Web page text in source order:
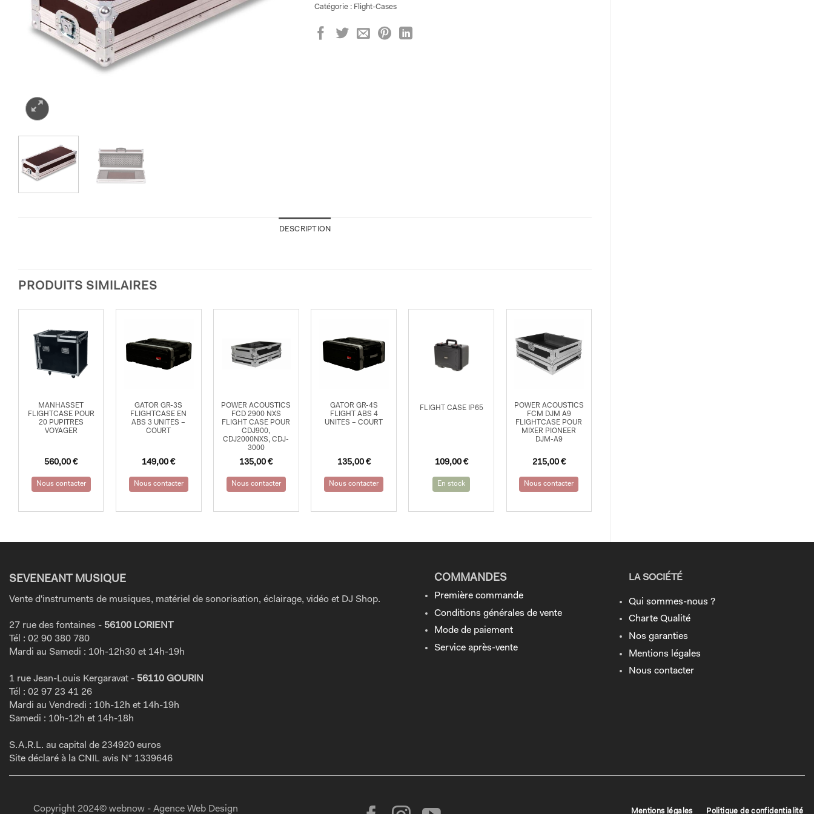
Catégorie : Flight-Cases
DESCRIPTION
PRODUITS SIMILAIRES
MANHASSET
FLIGHTCASE POUR
20 PUPITRES
VOYAGER
560,00€
Nous contacter
GATOR GR-3S
FLIGHTCASE EN
ABS 3 UNITES –
COURT
149,00€
Nous contacter
POWER ACOUSTICS
FCD 2900 NXS
FLIGHT CASE POUR
CDJ900,
CDJ2000NXS, CDJ-
3000
135,00€
Nous contacter
GATOR GR-4S
FLIGHT ABS 4
UNITES – COURT
135,00 €
Nous contacter
FLIGHT CASE IP65
109,00 €
En stock
POWER ACOUSTICS
FCM DJM A9
FLIGHTCASE POUR
MIXER PIONEER
DJM-A9
215,00 €
Nous contacter
SEVENEANT MUSIQUE
Vente d'instruments de musiques, matériel de sonorisation, éclairage, vidéo et DJ Shop.
27 rue des fontaines - 56100 LORIENT
Tél : 02 90 380 780
Mardi au Samedi : 10h-12h30 et 14h-19h
1 rue Jean-Louis Kergaravat - 56110 GOURIN
Tél : 02 97 23 41 26
Mardi au Vendredi : 10h-12h et 14h-19h
Samedi : 10h-12h et 14h-18h
S.A.R.L. au capital de 234920 euros
Site déclaré à la CNIL avis N° 1339646
COMMANDES
Première commande
Conditions générales de vente
Mode de paiement
Service après-vente
LA SOCIÉTÉ
Qui sommes-nous ?
Charte Qualité
Nos garanties
Mentions légales
Nous contacter
Copyright 2024© webnow - Agence Web Design Mentions légales Politique de confidentialité